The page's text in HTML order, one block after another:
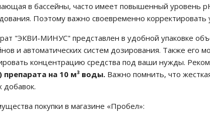
в бассейны, часто имеет повышенный уровень
Поэтому важно своевременно
"ЭКВИ-МИНУС" представлен в удобной упаковке
и автоматических систем дозирования. Также его
концентрацию средства под ваши нужды.
препарата на 10 м³ воды.Важно помнить, что
добавок.
покупки в магазине «Пробел»: